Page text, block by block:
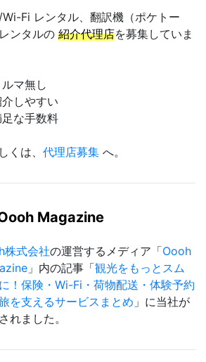
Fi レンタル、翻訳機（ポケトー
ンタルの 紹介代理店を募集していま
マ無し
しやすい
な手数料
くは、 代理店募集 へ。
Magazine
株式会社の運営するメディア「Oooh
」内の記事「観光をもっとスム
！保険・Wi-Fi・荷物配送・体験予約
を支えるサービスまとめ 」に当社が
れました。